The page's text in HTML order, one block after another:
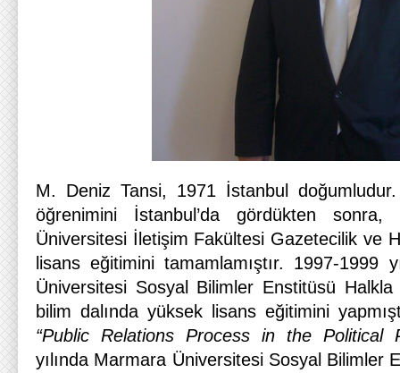
M. Deniz Tansi, 1971 İstanbul
öğrenimini İstanbul’da gördükten sonra,
Üniversitesi İletişim Fakültesi Gazetecilik ve
lisans eğitimini tamamlamıştır. 1997-1999
Üniversitesi Sosyal Bilimler Enstitüsü Halkla
bilim dalında yüksek lisans eğitimini
“Public Relations Process in the Political
yılında Marmara Üniversitesi Sosyal Bilimler